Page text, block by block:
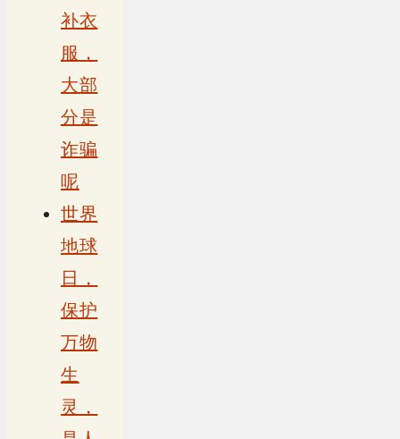
补衣
服，
大部
分是
诈骗
呢
世界
地球
日，
保护
万物
生
灵，